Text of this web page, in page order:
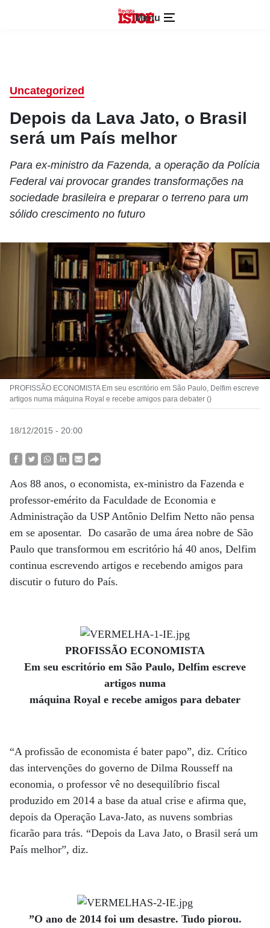
Menu
Uncategorized
Depois da Lava Jato, o Brasil
será um País melhor
Para ex-ministro da Fazenda, a operação da Polícia
Federal vai provocar grandes transformações na
sociedade brasileira e preparar o terreno para um
sólido crescimento no futuro
PROFISSÃO ECONOMISTA Em seu escritório em São Paulo, Delfim escreve
artigos numa máquina Royal e recebe amigos para debater ()
18/12/2015 - 20:00
Aos 88 anos, o economista, ex-ministro da Fazenda e
professor-emérito da Faculdade de Economia e
Administração da USP Antônio Delfim Netto não pensa
em se aposentar. Do casarão de uma área nobre de São
Paulo que transformou em escritório há 40 anos, Delfim
continua escrevendo artigos e recebendo amigos para
discutir o futuro do País.
PROFISSÃO ECONOMISTA
Em seu escritório em São Paulo, Delfim escreve
artigos numa
máquina Royal e recebe amigos para debater
“A profissão de economista é bater papo”, diz. Crítico
das intervenções do governo de Dilma Rousseff na
economia, o professor vê no desequilíbrio fiscal
produzido em 2014 a base da atual crise e afirma que,
depois da Operação Lava-Jato, as nuvens sombrias
ficarão para trás. “Depois da Lava Jato, o Brasil será um
País melhor”, diz.
”O ano de 2014 foi um desastre. Tudo piorou.